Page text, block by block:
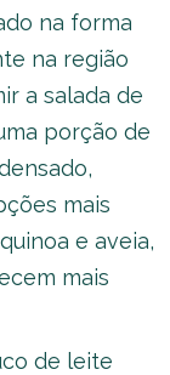
na forma
na região
a salada de
porção de
mais
e aveia,
mais
de leite